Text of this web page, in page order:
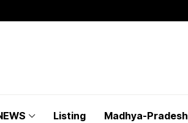
Listing Madhya-Pradesh